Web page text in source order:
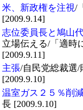
米、新政権を注視/
[2009.9.14]
志位委員長と鳩山
立場伝える/「適時
[2009.9.11]
主張/自民党総裁選/
[2009.9.10]
温室ガス２５％削
長 [2009.9.10]